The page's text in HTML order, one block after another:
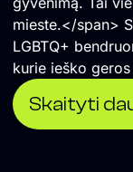
mieste.</span> SOHO – vieta, kur susitinka sostinės
LGBTQ+
kurie ieško
akimirkų.
Skaityti